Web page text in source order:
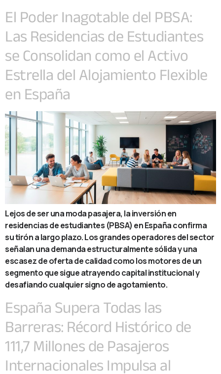
El Poder Inagotable del PBSA:
Las Residencias de Estudiantes
se Consolidan como el Activo
Estrella del Alojamiento Flexible
en España
Lejos de ser una moda pasajera, la inversión en
residencias de estudiantes (PBSA) en España confirma
su tirón a largo plazo. Los grandes operadores del sector
señalan una demanda estructuralmente sólida y una
escasez de oferta de calidad como los motores de un
segmento que sigue atrayendo capital institucional y
desafiando cualquier signo de agotamiento.
España Supera Todas las
Barreras: Récord Histórico de
111,7 Millones de Pasajeros
Internacionales Impulsa al